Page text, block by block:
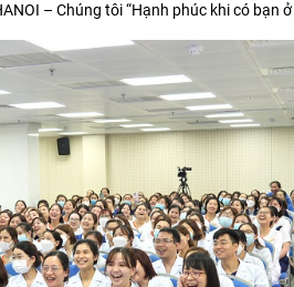
– Chúng tôi “Hạnh phúc khi có bạn ở